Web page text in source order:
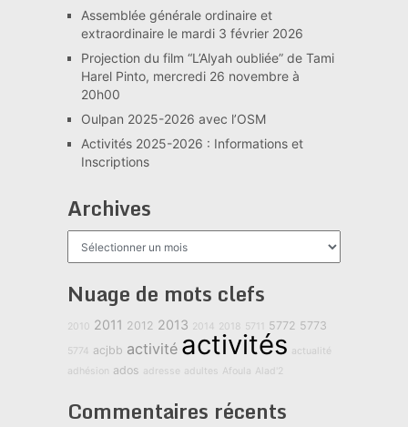
Assemblée générale ordinaire et
extraordinaire le mardi 3 février 2026
Projection du film “L’Alyah oubliée” de Tami
Harel Pinto, mercredi 26 novembre à
20h00
Oulpan 2025-2026 avec l’OSM
Activités 2025-2026 : Informations et
Inscriptions
Archives
Nuage de mots clefs
2010 2011 2012 2013 2014 2018 5711 5772 5773
5774 acjbb activité activités actualité
adhésion ados adresse adultes Afoula Alad'2
Commentaires récents